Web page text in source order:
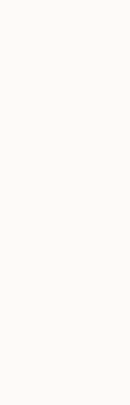
une
3
votre
qu’il
cela
le